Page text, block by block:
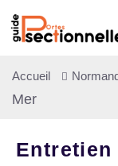
Accueil
Mer
Entretien